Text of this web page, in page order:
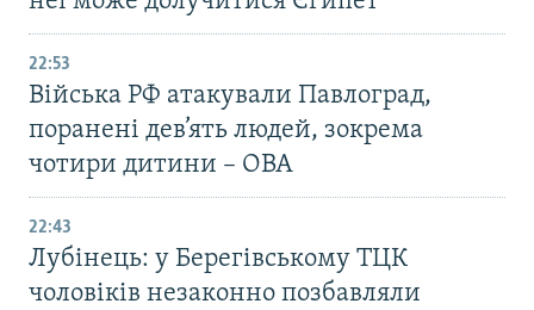
22:53
Війська РФ атакували Павлоград,
поранені дев’ять людей, зокрема
чотири дитини – ОВА
22:43
Лубінець: у Берегівському ТЦК
чоловіків незаконно позбавляли